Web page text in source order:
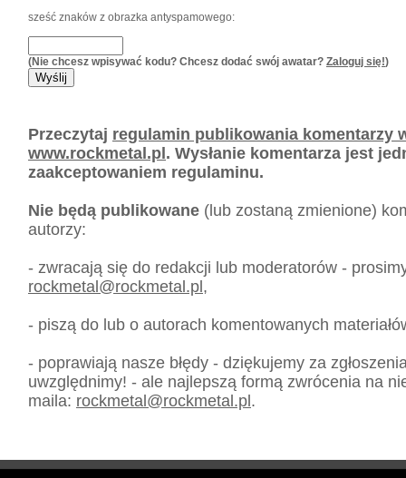
sześć znaków z obrazka antyspamowego:
(Nie chcesz wpisywać kodu? Chcesz dodać swój awatar? Zaloguj się!)
Przeczytaj regulamin publikowania komentarzy
www.rockmetal.pl. Wysłanie komentarza jest
zaakceptowaniem regulaminu.
Nie będą publikowane (lub zostaną zmienione)
autorzy:
- zwracają się do redakcji lub moderatorów -
rockmetal@rockmetal.pl,
- piszą do lub o autorach komentowanych
- poprawiają nasze błędy - dziękujemy za
uwzględnimy! - ale najlepszą formą zwrócenia na
maila: rockmetal@rockmetal.pl.